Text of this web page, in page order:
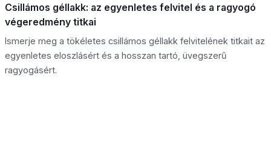
Csillámos géllakk: az egyenletes felvitel és a ragyogó
végeredmény titkai
Ismerje meg a tökéletes csillámos géllakk felvitelének titkait az
egyenletes eloszlásért és a hosszan tartó, üvegszerű
ragyogásért.